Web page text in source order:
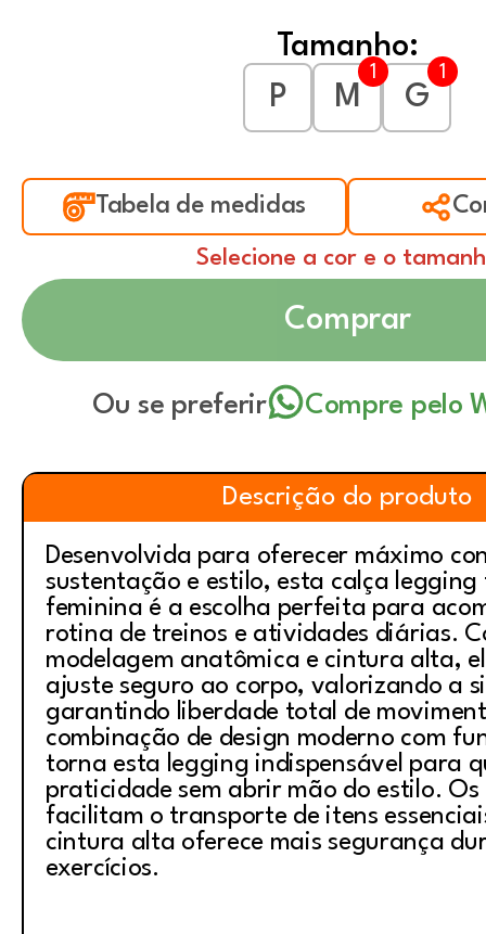
Tamanho:
P
M G
Tabela de medidas
Selecione a cor e o
Comprar
Ou se preferir Compre pelo
Descrição do produto
Desenvolvida para oferecer máximo
sustentação e estilo, esta calça legging
feminina é a escolha perfeita para
rotina de treinos e atividades diárias.
modelagem anatômica e cintura alta,
ajuste seguro ao corpo, valorizando a
garantindo liberdade total de
combinação de design moderno com
torna esta legging indispensável para
praticidade sem abrir mão do estilo. Os
facilitam o transporte de itens
cintura alta oferece mais segurança
exercícios.